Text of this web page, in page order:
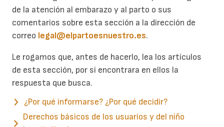
de la atención al embarazo y al parto o sus
comentarios sobre esta sección a la dirección de
correo legal@elpartoesnuestro.es.
Le rogamos que, antes de hacerlo, lea los artículos
de esta sección, por si encontrara en ellos la
respuesta que busca.
¿Por qué informarse? ¿Por qué decidir?
Derechos básicos de los usuarios y del niño